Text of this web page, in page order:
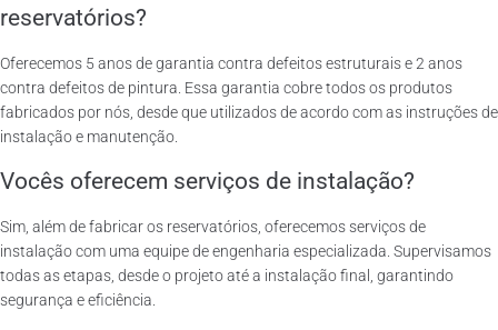
reservatórios?
Oferecemos 5 anos de garantia contra defeitos estruturais e 2 anos
contra defeitos de pintura. Essa garantia cobre todos os produtos
fabricados por nós, desde que utilizados de acordo com as instruções de
instalação e manutenção.
Vocês oferecem serviços de instalação?
Sim, além de fabricar os reservatórios, oferecemos serviços de
instalação com uma equipe de engenharia especializada. Supervisamos
todas as etapas, desde o projeto até a instalação final, garantindo
segurança e eficiência.